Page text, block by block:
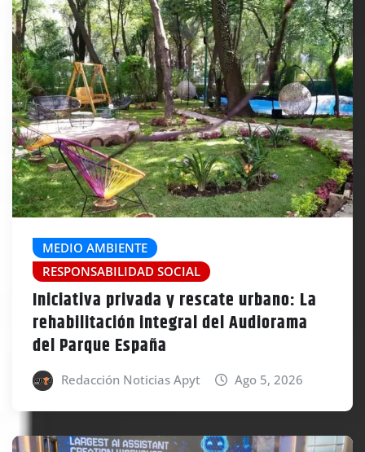
MEDIO AMBIENTE
RESPONSABILIDAD SOCIAL
Iniciativa privada y rescate urbano: La
rehabilitación integral del Audiorama
del Parque España
Redacción Noticias Apyt Ago 5, 2026